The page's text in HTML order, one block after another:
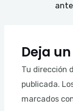
Deja
Tu dirección
publicada.
marcados